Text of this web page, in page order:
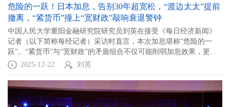
危险的一跃！日本加息，告别30年超宽松，“渡边太太”提前
撤离，“紧货币”撞上“宽财政”敲响衰退警钟
中国人民大学重阳金融研究院研究员刘英在接受《每日经济新闻》
记者（以下简称每经记者）采访时直言，本次加息堪称“危险的一
跃”。“紧货币”与“宽财政”的矛盾组合不仅可能削弱加息效果，更将
直接推高本已沉重的政府债务融资成本，加剧财政风险。
2025-12-22 刘英